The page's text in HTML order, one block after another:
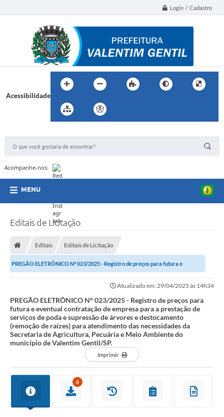
Login / Cadastro
Acessibilidade
Acompanhe-nos:
MENU
Editais de Licitação
Editais Editais de Licitação
PREGÃO ELETRÔNICO N° 023/2025 - Registro de preços para futura e
Atualizado em: 29/04/2025 às 14h34
PREGÃO ELETRÔNICO N° 023/2025 - Registro de preços para
futura e eventual contratação de empresa para a prestação de
serviços de poda e supressão de árvores e destocamento
(remoção de raízes) para atendimento das necessidades da
Secretaria de Agricultura, Pecuária e Meio Ambiente do
município de Valentim Gentil/SP.
Imprimir
8